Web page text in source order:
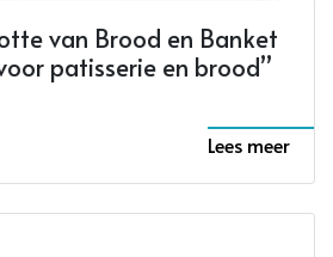
van Brood en Banket
patisserie en brood”
Lees meer